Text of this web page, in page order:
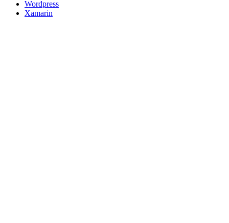
Wordpress
Xamarin